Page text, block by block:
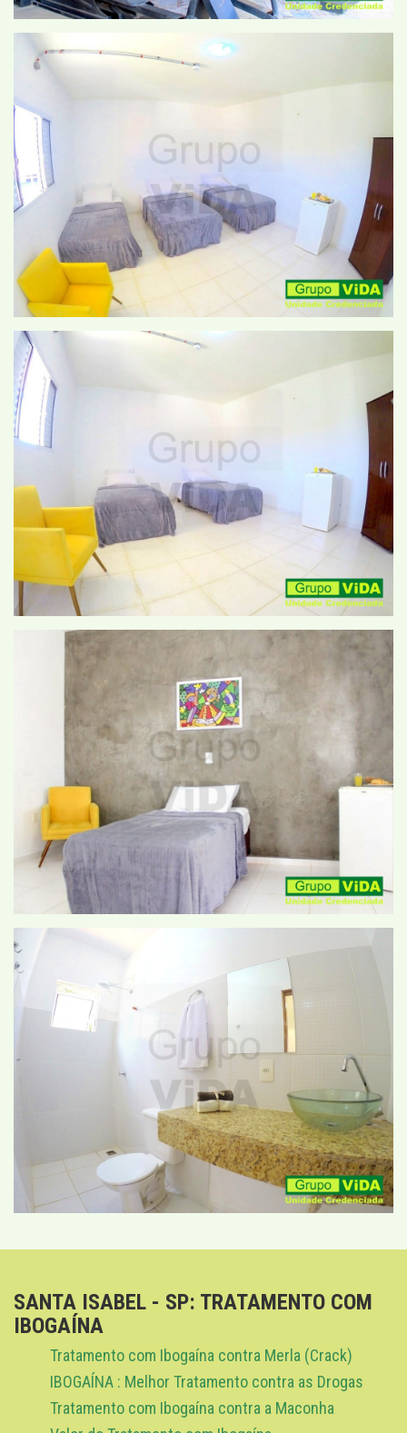
SANTA ISABEL - SP: TRATAMENTO COM
IBOGAÍNA
Tratamento com Ibogaína contra Merla (Crack)
IBOGAÍNA : Melhor Tratamento contra as Drogas
Tratamento com Ibogaína contra a Maconha